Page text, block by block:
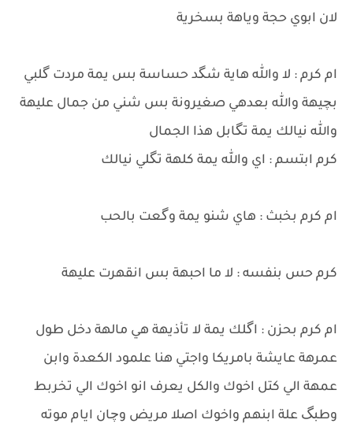
لان ابوي حجة وياهة بسخرية
ام كرم : لا والله هاية شگد حساسة بس يمة مردت گلبي
بچيهة والله بعدهي صغيرونة بس شني من جمال عليهة
والله نيالك يمة تگابل هذا الجمال
كرم ابتسم : اي والله يمة كلهة تگلي نيالك
ام كرم بخبث : هاي شنو يمة وگعت بالحب
كرم حس بنفسه : لا ما احبهة بس انقهرت عليهة
ام كرم بحزن : اگلك يمة لا تأذيهة هي مالهة دخل طول
عمرهة عايشة بامريكا واجتي هنا علمود الكعدة وابن
عمهة الي كتل اخوك والكل يعرف انو اخوك الي تخربط
وطبگ علة ابنهم واخوك اصلا مريض وچان ايام موته